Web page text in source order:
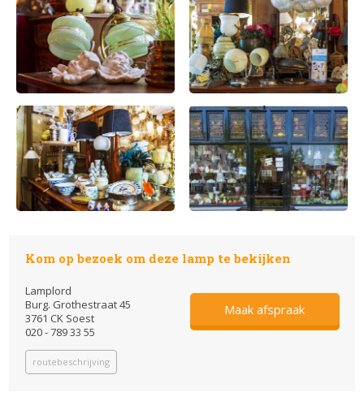
Kom op bezoek om deze lamp te bekijken
Lamplord
Burg. Grothestraat 45
3761 CK Soest
020 - 789 33 55
routebeschrijving
Maak afspraak